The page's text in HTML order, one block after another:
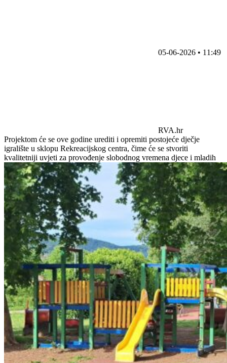
05-06-2026 • 11:49
RVA.hr
Projektom će se ove godine urediti i opremiti postojeće dječje
igralište u sklopu Rekreacijskog centra, čime će se stvoriti
kvalitetniji uvjeti za provođenje slobodnog vremena djece i mladih